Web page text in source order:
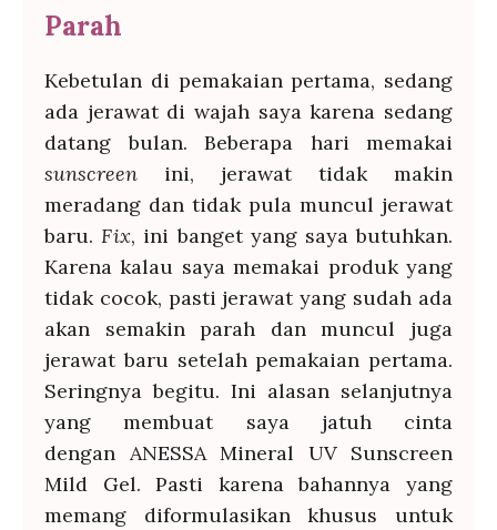
Parah
Kebetulan di pemakaian pertama, sedang
ada jerawat di wajah saya karena sedang
datang bulan. Beberapa hari memakai
sunscreen ini, jerawat tidak makin
meradang dan tidak pula muncul jerawat
baru.Fix, ini banget yang saya butuhkan.
Karena kalau saya memakai produk yang
tidak cocok, pasti jerawat yang sudah ada
akan semakin parah dan muncul juga
jerawat baru setelah pemakaian pertama.
Seringnya begitu. Ini alasan selanjutnya
yang membuat saya jatuh cinta
dengan ANESSA Mineral UV Sunscreen
Mild Gel. Pasti karena bahannya yang
memang diformulasikan khusus untuk